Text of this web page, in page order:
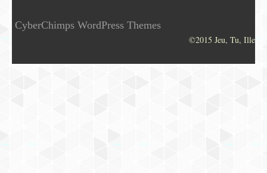
CyberChimps WordPress Themes
©2015 Jeu, Tu, Ille